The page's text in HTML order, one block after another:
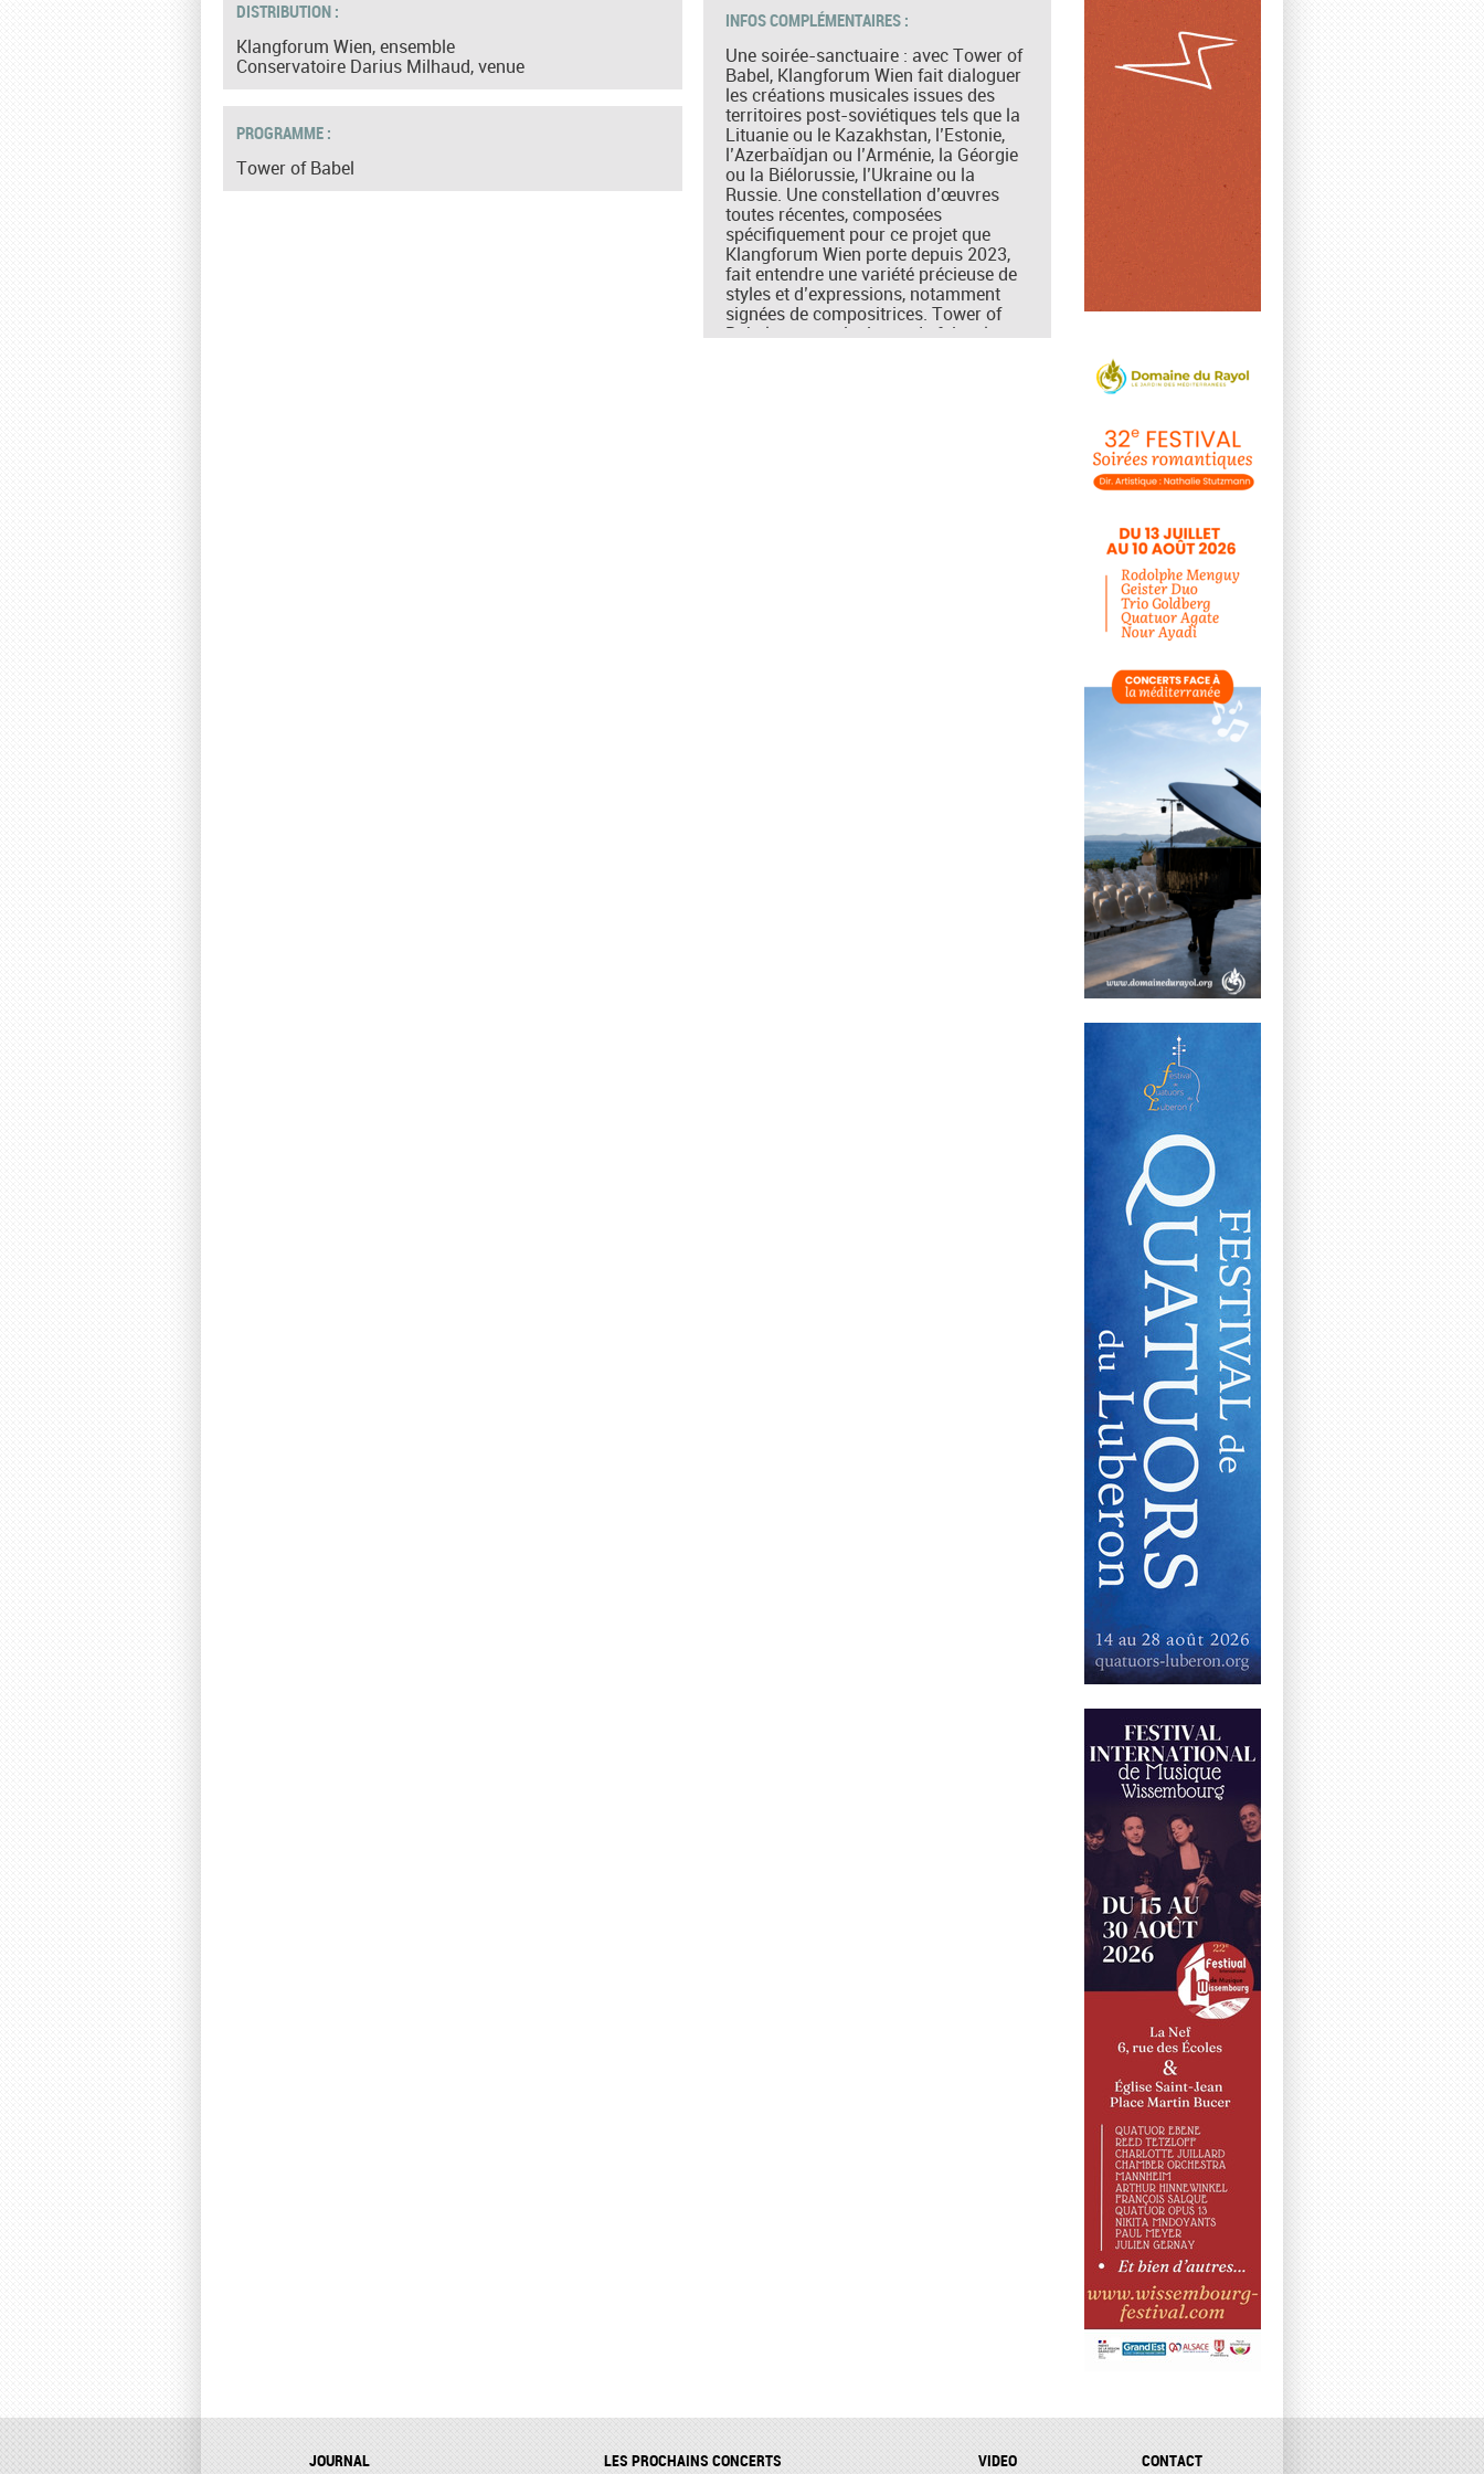
DISTRIBUTION :
Klangforum Wien, ensemble
Conservatoire Darius Milhaud, venue
PROGRAMME :
Tower of Babel
INFOS COMPLÉMENTAIRES :
Une soirée-sanctuaire : avec Tower of
Babel, Klangforum Wien fait dialoguer
les créations musicales issues des
territoires post-soviétiques tels que la
Lituanie ou le Kazakhstan, l’Estonie,
l’Azerbaïdjan ou l’Arménie, la Géorgie
ou la Biélorussie, l’Ukraine ou la
Russie. Une constellation d’œuvres
toutes récentes, composées
spécifiquement pour ce projet que
Klangforum Wien porte depuis 2023,
fait entendre une variété précieuse de
styles et d’expressions, notamment
signées de compositrices. Tower of
Babel se veut ainsi acte de foi en la
JOURNAL LES PROCHAINS CONCERTS VIDEO CONTACT